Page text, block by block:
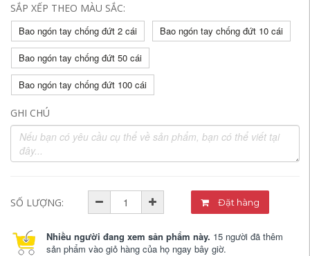
SẮP XẾP THEO MÀU SẮC:
Bao ngón tay chống đứt 2 cái
Bao ngón tay chống đứt 10 cái
Bao ngón tay chống đứt 50 cái
Bao ngón tay chống đứt 100 cái
GHI CHÚ
SỐ LƯỢNG: Đặt hàng
Nhiều người đang xem sản phẩm này. 15 người đã thêm
sản phẩm vào giỏ hàng của họ ngay bây giờ.